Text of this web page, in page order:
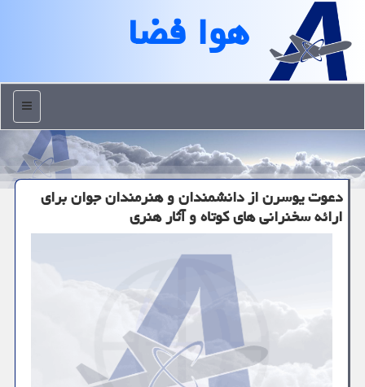
هوا فضا
منو
دعوت یوسرن از دانشمندان و هنرمندان جوان برای
ارائه سخنرانی های كوتاه و آثار هنری